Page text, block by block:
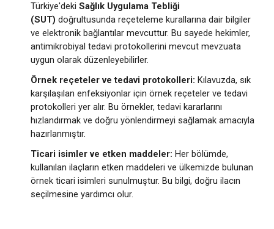
Türkiye'deki Sağlık Uygulama Tebliği
(SUT) doğrultusunda reçeteleme kurallarına dair bilgiler
ve elektronik bağlantılar mevcuttur. Bu sayede hekimler,
antimikrobiyal tedavi protokollerini mevcut mevzuata
uygun olarak düzenleyebilirler.
Örnek reçeteler ve tedavi protokolleri: Kılavuzda, sık
karşılaşılan enfeksiyonlar için örnek reçeteler ve tedavi
protokolleri yer alır. Bu örnekler, tedavi kararlarını
hızlandırmak ve doğru yönlendirmeyi sağlamak amacıyla
hazırlanmıştır.
Ticari isimler ve etken maddeler: Her bölümde,
kullanılan ilaçların etken maddeleri ve ülkemizde bulunan
örnek ticari isimleri sunulmuştur. Bu bilgi, doğru ilacın
seçilmesine yardımcı olur.